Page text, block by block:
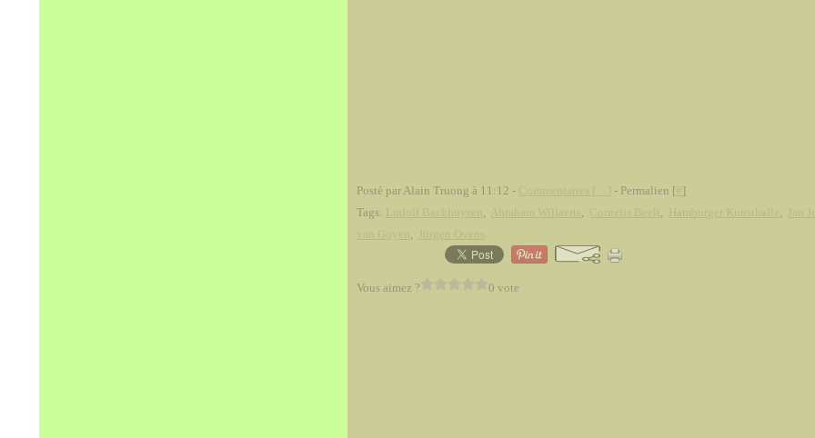
Posté par Alain Truong à 11:12 - - Permalien [ ]
Tags:
, , , ,
,
Vous aimez ? 0 vote